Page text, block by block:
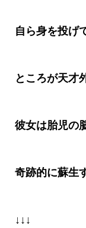
自ら身を投げ
ところが天才
彼女は胎児の
奇跡的に蘇生
↓↓↓